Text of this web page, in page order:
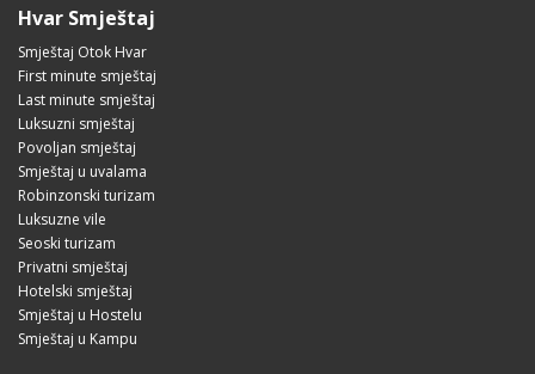
Hvar Smještaj
Smještaj Otok Hvar
First minute smještaj
Last minute smještaj
Luksuzni smještaj
Povoljan smještaj
Smještaj u uvalama
Robinzonski turizam
Luksuzne vile
Seoski turizam
Privatni smještaj
Hotelski smještaj
Smještaj u Hostelu
Smještaj u Kampu